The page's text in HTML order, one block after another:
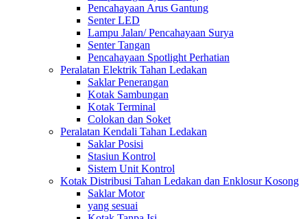
Pencahayaan Arus Gantung
Senter LED
Lampu Jalan/ Pencahayaan Surya
Senter Tangan
Pencahayaan Spotlight Perhatian
Peralatan Elektrik Tahan Ledakan
Saklar Penerangan
Kotak Sambungan
Kotak Terminal
Colokan dan Soket
Peralatan Kendali Tahan Ledakan
Saklar Posisi
Stasiun Kontrol
Sistem Unit Kontrol
Kotak Distribusi Tahan Ledakan dan Enklosur Kosong
Saklar Motor
yang sesuai